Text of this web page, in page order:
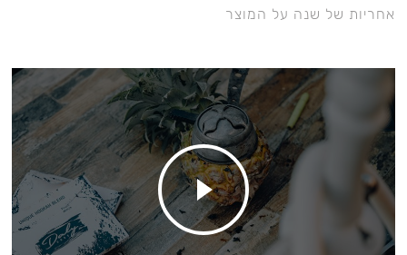
אחריות של שנה על המוצר